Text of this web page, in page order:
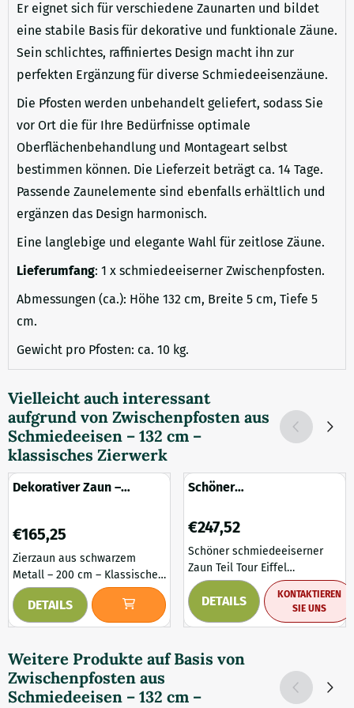
Er eignet sich für verschiedene Zaunarten und bildet
eine stabile Basis für dekorative und funktionale Zäune.
Sein schlichtes, raffiniertes Design macht ihn zur
perfekten Ergänzung für diverse Schmiedeeisenzäune.
Die Pfosten werden unbehandelt geliefert, sodass Sie
vor Ort die für Ihre Bedürfnisse optimale
Oberflächenbehandlung und Montageart selbst
bestimmen können. Die Lieferzeit beträgt ca. 14 Tage.
Passende Zaunelemente sind ebenfalls erhältlich und
ergänzen das Design harmonisch.
Eine langlebige und elegante Wahl für zeitlose Zäune.
Lieferumfang: 1 x schmiedeeiserner Zwischenpfosten.
Abmessungen (ca.): Höhe 132 cm, Breite 5 cm, Tiefe 5
cm.
Gewicht pro Pfosten: ca. 10 kg.
Vielleicht auch interessant
aufgrund von Zwischenpfosten aus
Schmiedeeisen – 132 cm –
klassisches Zierwerk
Dekorativer Zaun –
Gartenzaun
Preis: 165,25
€165,25
Zierzaun aus schwarzem
Metall – 200 cm – Klassischer
Gartenzaun. Verleihen Sie
Ihrem Garten mit diesem
klassischen Zierzaun aus
stilvolle Abgrenzung. Das
zeitlose Design vereint
Robustheit mit eleganten
DETAILS
Schöner
Preis: 247,52
€247,52
Schöner schmiedeeiserner
Zaun Teil Tour Eiffel
Wunderschöne massive
Schmiedeeisenarbeiten mit
dekorativen Elementen, sind
erhältlich. Diese Zäune sind
handgeschmiedet! Daher
können die Abmessungen
leicht variieren. Bitte
DETAILS
KONTAKTIEREN
SIE UNS
Weitere Produkte auf Basis von
Zwischenpfosten aus
Schmiedeeisen – 132 cm –